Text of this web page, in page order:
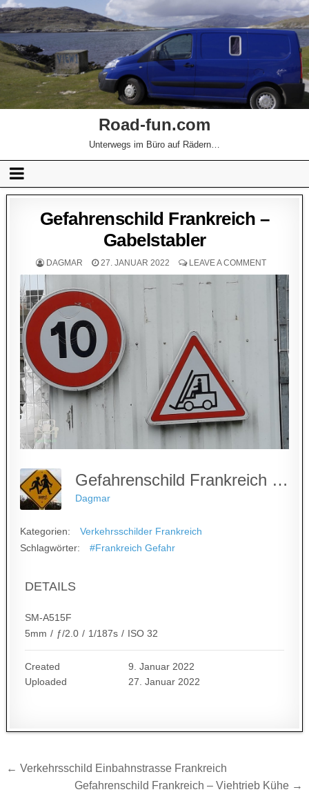
Road-fun.com
Unterwegs im Büro auf Rädern…
Gefahrenschild Frankreich –
Gabelstabler
DAGMAR 27. JANUAR 2022 LEAVE A COMMENT
Gefahrenschild Frankreich - Gabelstabler
Dagmar
Kategorien:
Verkehrsschilder Frankreich
Schlagwörter:
#Frankreich Gefahr
DETAILS
SM-A515F
5mm / ƒ/2.0 / 1/187s / ISO 32
Created
9. Januar 2022
Uploaded
27. Januar 2022
Beitragsnavigation
← Verkehrsschild Einbahnstrasse Frankreich
Gefahrenschild Frankreich – Viehtrieb Kühe →